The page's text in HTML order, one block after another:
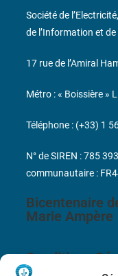
Bicentenaire
Marie Ampère
Conditions
Société de
de l’Information et
17 rue de l’Amiral
Métro : « Boissière »
Téléphone : (+33) 1
N° de SIREN : 785
communautaire :